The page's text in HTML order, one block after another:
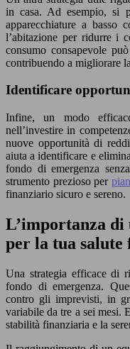
in casa. Ad esempio, si
apparecchiature a basso
l’abitazione per ridurre i
consumo consapevole
contribuendo a migliorare
Identificare
Infine, un modo
nell’investire in
nuove opportunità di
aiuta a identificare e
fondo di emergenza
strumento prezioso per
finanziario sicuro e sereno.
L’importanza di
per la tua
Una strategia efficace di
fondo di emergenza.
contro gli imprevisti, in
variabile da tre a sei mesi.
stabilità finanziaria e la